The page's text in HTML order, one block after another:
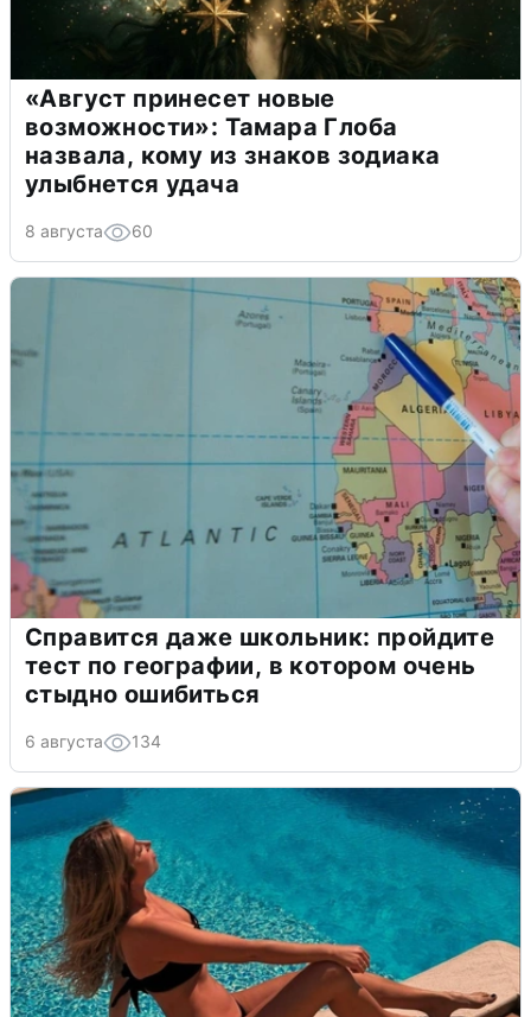
«Август принесет новые
возможности»: Тамара Глоба
назвала, кому из знаков зодиака
улыбнется удача
8 августа 60
Справится даже школьник: пройдите
тест по географии, в котором очень
стыдно ошибиться
6 августа 134